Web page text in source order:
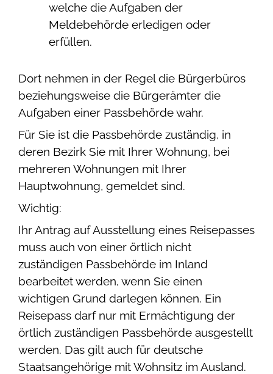
welche die Aufgaben der
Meldebehörde erledigen oder
erfüllen.
Dort nehmen in der Regel die Bürgerbüros
beziehungsweise die Bürgerämter die
Aufgaben einer Passbehörde wahr.
Für Sie ist die Passbehörde zuständig, in
deren Bezirk Sie mit Ihrer Wohnung, bei
mehreren Wohnungen mit Ihrer
Hauptwohnung, gemeldet sind.
Wichtig:
Ihr Antrag auf Ausstellung eines Reisepasses
muss auch von einer örtlich nicht
zuständigen Passbehörde im Inland
bearbeitet werden, wenn Sie einen
wichtigen Grund darlegen können. Ein
Reisepass darf nur mit Ermächtigung der
örtlich zuständigen Passbehörde ausgestellt
werden. Das gilt auch für deutsche
Staatsangehörige mit Wohnsitz im Ausland.